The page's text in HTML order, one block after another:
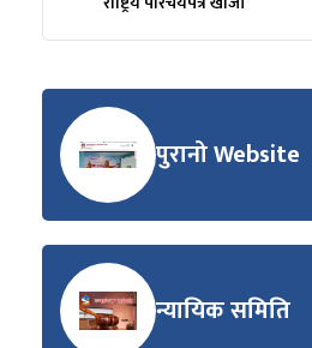
पुरानो Website
न्यायिक समिति